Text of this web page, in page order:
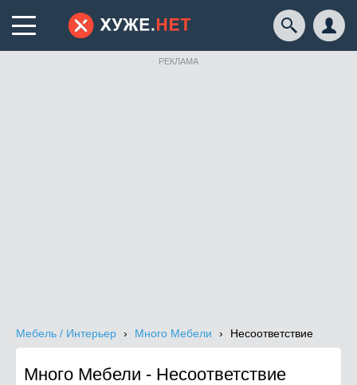
РЕКЛАМА
Мебель / Интерьер Много Мебели Несоответствие
Много Мебели - Несоответствие